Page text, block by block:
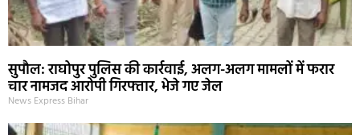
सुपौल: राघोपुर पुलिस की कार्रवाई, अलग-अलग मामलों में फरार
चार नामजद आरोपी गिरफ्तार, भेजे गए जेल
News Express Bihar